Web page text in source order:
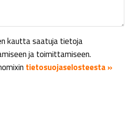
kautta saatuja tietoja
ja toimittamiseen.
tietosuojaselosteesta »